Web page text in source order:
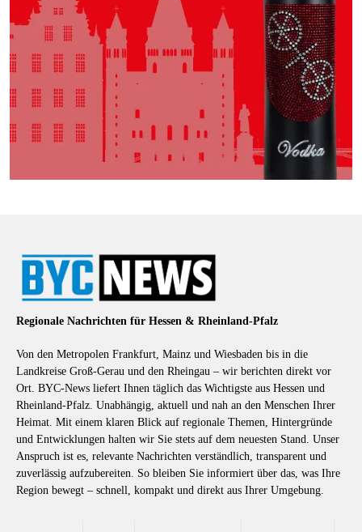
Regionale Nachrichten für Hessen & Rheinland-Pfalz
Von den Metropolen Frankfurt, Mainz und Wiesbaden bis in die
Landkreise Groß-Gerau und den Rheingau – wir berichten direkt vor
Ort. BYC-News liefert Ihnen täglich das Wichtigste aus Hessen und
Rheinland-Pfalz. Unabhängig, aktuell und nah an den Menschen Ihrer
Heimat. Mit einem klaren Blick auf regionale Themen, Hintergründe
und Entwicklungen halten wir Sie stets auf dem neuesten Stand. Unser
Anspruch ist es, relevante Nachrichten verständlich, transparent und
zuverlässig aufzubereiten. So bleiben Sie informiert über das, was Ihre
Region bewegt – schnell, kompakt und direkt aus Ihrer Umgebung.